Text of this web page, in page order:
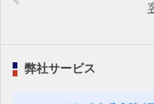
弊社サービス